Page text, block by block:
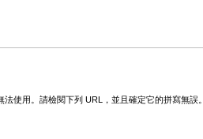
使用。請檢閱下列 URL，並且確定它的拼寫無誤。